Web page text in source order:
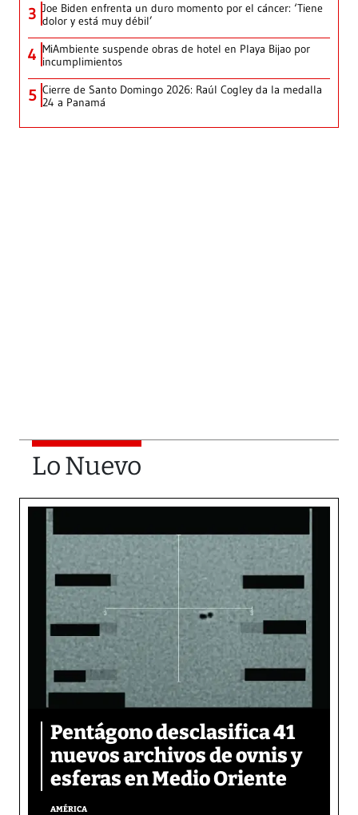
3 Joe Biden enfrenta un duro momento por el cáncer: ‘Tiene
dolor y está muy débil’
4 MiAmbiente suspende obras de hotel en Playa Bijao por
incumplimientos
5 Cierre de Santo Domingo 2026: Raúl Cogley da la medalla
24 a Panamá
Lo Nuevo
Pentágono desclasifica 41
nuevos archivos de ovnis y
esferas en Medio Oriente
AMÉRICA